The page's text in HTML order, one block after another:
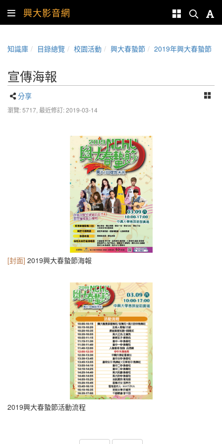
興大影音網
知識庫 目錄總覽 校園活動 興大春蟄節 2019年興大春蟄節
宣傳海報
分享
瀏覽: 5717, 最近修訂: 2019-03-14
[封面] 2019興大春蟄節海報
2019興大春蟄節活動流程